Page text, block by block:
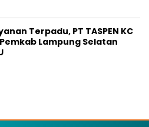
Terpadu, PT TASPEN KC
Lampung Selatan